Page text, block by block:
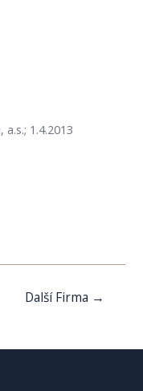
1.4.2013
Další Firma →